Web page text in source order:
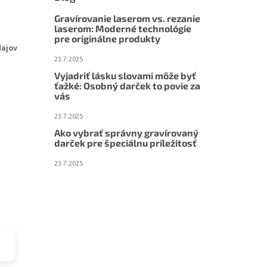
Gravírovanie laserom vs. rezanie
laserom: Moderné technológie
pre originálne produkty
23.7.2025
Vyjadriť lásku slovami môže byť
ťažké: Osobný darček to povie za
vás
23.7.2025
Ako vybrať správny gravírovaný
darček pre špeciálnu príležitosť
23.7.2025